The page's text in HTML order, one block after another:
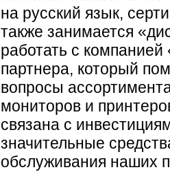
на русский язык,
также занимается
работать с
партнера, который
вопросы
мониторов и
связана с
значительные
обслуживания наших